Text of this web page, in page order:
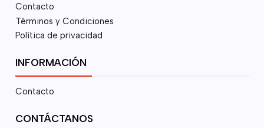
Contacto
Términos y Condiciones
Política de privacidad
INFORMACIÓN
Contacto
CONTÁCTANOS